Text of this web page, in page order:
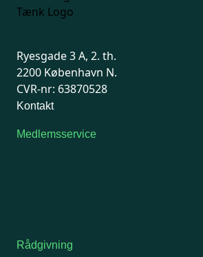
Ryesgade 3 A, 2. th.
2200 København N.
CVR-nr: 63870528
Kontakt
Medlemsservice
Rådgivning